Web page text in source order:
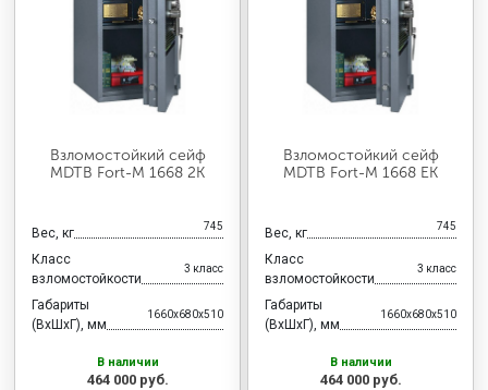
Взломостойкий сейф
MDTB Fort-M 1668 2K
Вес, кг 745
Класс
взломостойкости
3 класс
Габариты
(ВхШхГ), мм
1660x680x510
В наличии
464 000 руб.
Взломостойкий сейф
MDTB Fort-M 1668 EK
Вес, кг 745
Класс
взломостойкости
3 класс
Габариты
(ВхШхГ), мм
1660x680x510
В наличии
464 000 руб.